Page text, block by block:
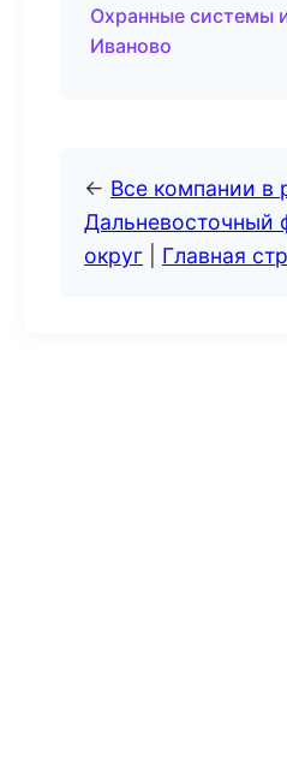
Охранные системы
Иваново
← Все компании в
Дальневосточный
округ
Главная